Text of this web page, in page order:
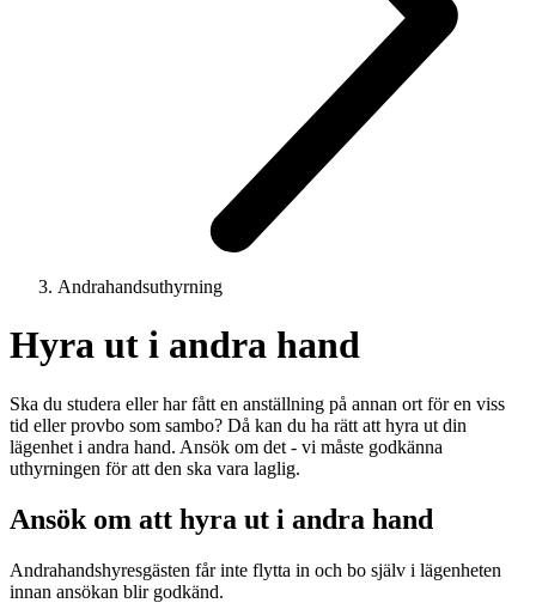
Andrahandsuthyrning
Hyra ut i andra hand
Ska du studera eller har fått en anställning på annan ort för en viss
tid eller provbo som sambo? Då kan du ha rätt att hyra ut din
lägenhet i andra hand. Ansök om det - vi måste godkänna
uthyrningen för att den ska vara laglig.
Ansök om att hyra ut i andra hand
Andrahandshyresgästen får inte flytta in och bo själv i lägenheten
innan ansökan blir godkänd.